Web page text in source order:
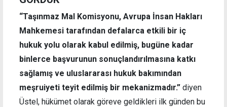
“Taşınmaz Mal Komisyonu, Avrupa İnsan Hakları
Mahkemesi tarafından defalarca etkili bir iç
hukuk yolu olarak kabul edilmiş, bugüne kadar
binlerce başvurunun sonuçlandırılmasına katkı
sağlamış ve uluslararası hukuk bakımından
meşruiyeti teyit edilmiş bir mekanizmadır.” diyen
Üstel, hükümet olarak göreve geldikleri ilk günden bu